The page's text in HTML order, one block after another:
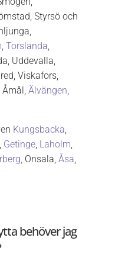
Styrsö och
, Torslanda,
Uddevalla,
Viskafors,
Åmål, Älvängen,
Kungsbacka,
, Getinge, Laholm,
Onsala, Åsa,
behöver jag